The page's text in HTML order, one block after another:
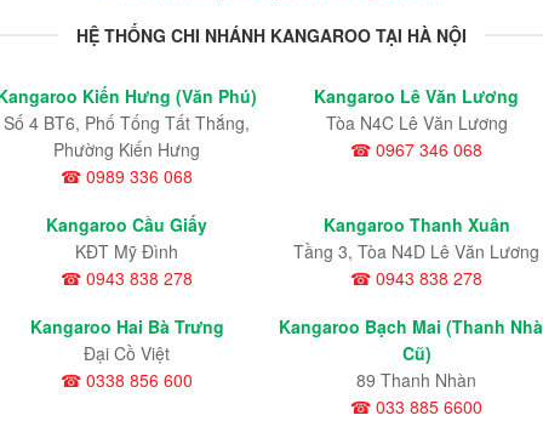
HỆ THỐNG CHI NHÁNH KANGAROO TẠI HÀ NỘI
Kiến Hưng (Văn Phú)
Số 4 BT6, Phố Tống Tất Thắng,
Phường Kiến Hưng
☎ 0989 336 068
Kangaroo Lê Văn Lương
Tòa N4C Lê Văn Lương
☎ 0967 346 068
Kangaroo Cầu Giấy
KĐT Mỹ Đình
☎ 0943 838 278
Kangaroo Thanh Xuân
Tầng 3, Tòa N4D Lê Văn Lương
☎ 0943 838 278
Kangaroo Hai Bà Trưng
Đại Cồ Việt
☎ 0338 856 600
Kangaroo Bạch Mai (Thanh
Cũ)
89 Thanh Nhàn
☎ 033 885 6600